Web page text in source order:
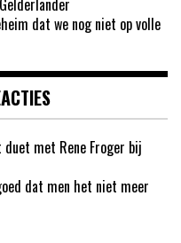
dat we nog niet op volle
duet met Rene Froger bij
dat men het niet meer